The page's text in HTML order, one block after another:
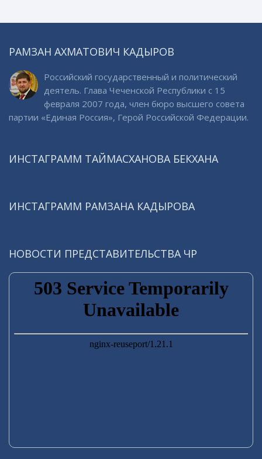
РАМЗАН АХМАТОВИЧ КАДЫРОВ
Российский государственный и политический
деятель. Глава Чеченской Республики с 15
февраля 2007 года, член бюро высшего совета
партии «Единая Россия», Герой Российской Федерации.
ИНСТАГРАММ ТАЙМАСХАНОВА БЕКХАНА
ИНСТАГРАММ РАМЗАНА КАДЫРОВА
НОВОСТИ ПРЕДСТАВИТЕЛЬСТВА ЧР